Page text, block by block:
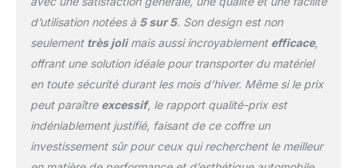
d’utilisation notées à 5 sur 5. Son design est non
seulement très jolimais aussi incroyablement efficace,
offrant une solution idéale pour transporter du matériel
en toute sécurité durant les mois d’hiver. Même si le prix
peut paraître excessif, le rapport qualité-prix est
indéniablement justifié, faisant de ce coffre un
investissement sûr pour ceux qui recherchent le meilleur